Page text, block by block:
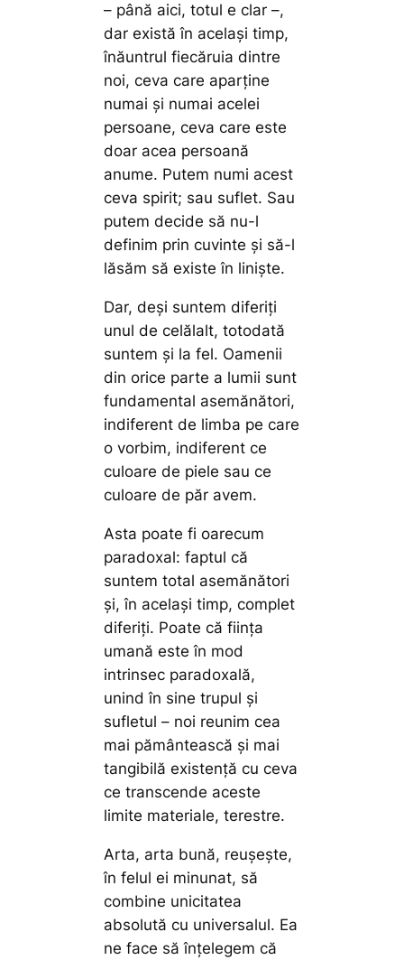
– până aici, totul e clar –,
dar există în acelaşi timp,
înăuntrul fiecăruia dintre
noi, ceva care aparţine
numai şi numai acelei
persoane, ceva care este
doar acea persoană
anume. Putem numi acest
ceva spirit; sau suflet. Sau
putem decide să nu-l
definim prin cuvinte şi să-l
lăsăm să existe în linişte.
Dar, deşi suntem diferiţi
unul de celălalt, totodată
suntem şi la fel. Oamenii
din orice parte a lumii sunt
fundamental asemănători,
indiferent de limba pe care
o vorbim, indiferent ce
culoare de piele sau ce
culoare de păr avem.
Asta poate fi oarecum
paradoxal: faptul că
suntem total asemănători
şi, în acelaşi timp, complet
diferiţi. Poate că fiinţa
umană este în mod
intrinsec paradoxală,
unind în sine trupul şi
sufletul – noi reunim cea
mai pământească şi mai
tangibilă existenţă cu ceva
ce transcende aceste
limite materiale, terestre.
Arta, arta bună, reuşeşte,
în felul ei minunat, să
combine unicitatea
absolută cu universalul. Ea
ne face să înţelegem că